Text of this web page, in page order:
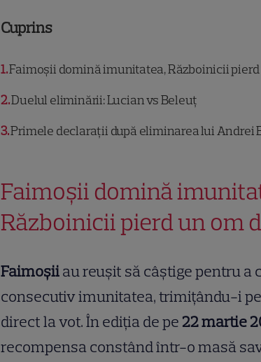
Cuprins
1Faimoșii domină imunitatea, Războinicii pierd
2Duelul eliminării: Lucian vs Beleuț
3Primele declarații după eliminarea lui Andrei
Faimoșii domină
Războinicii pierd un om
Faimoșiiau reușit să câștige pentru a
consecutiv imunitatea, trimițându-i pe
direct la vot. În ediția de pe 22 martie
recompensa constând într-o masă